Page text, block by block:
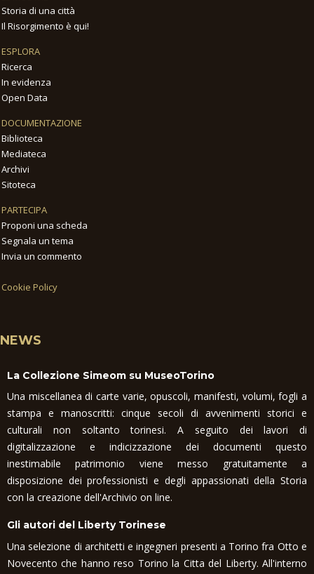
Storia di una città
Il Risorgimento è qui!
ESPLORA
Ricerca
In evidenza
Open Data
DOCUMENTAZIONE
Biblioteca
Mediateca
Archivi
Sitoteca
PARTECIPA
Proponi una scheda
Segnala un tema
Invia un commento
Cookie Policy
NEWS
La Collezione Simeom su MuseoTorino
Una miscellanea di carte varie, opuscoli, manifesti, volumi, fogli a
stampa e manoscritti: cinque secoli di avvenimenti storici e
culturali non soltanto torinesi. A seguito dei lavori di
digitalizzazione e indicizzazione dei documenti questo
inestimabile patrimonio viene messo gratuitamente a
disposizione dei professionisti e degli appassionati della Storia
con la creazione dell'Archivio on line.
Gli autori del Liberty Torinese
Una selezione di architetti e ingegneri presenti a Torino fra Otto e
Novecento che hanno reso Torino la Citta del Liberty. All'interno